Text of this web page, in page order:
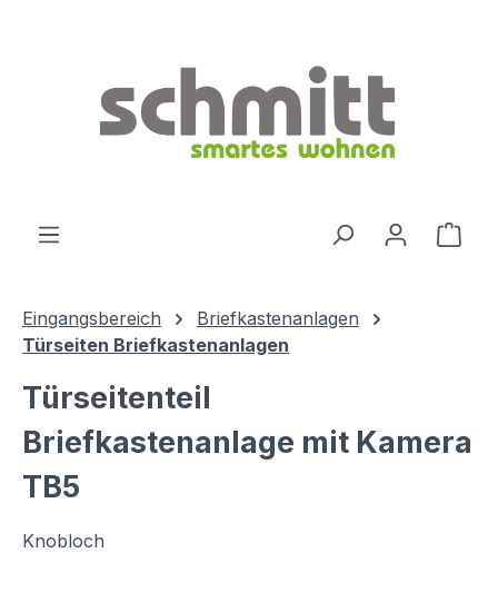
Eingangsbereich
Briefkastenanlagen
Türseiten Briefkastenanlagen
Türseitenteil
Briefkastenanlage mit Kamera
TB5
Knobloch